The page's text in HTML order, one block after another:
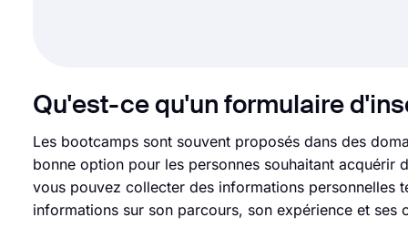
Qu'est-ce qu'un formulaire
Les bootcamps sont souvent proposés dans des
bonne option pour les personnes souhaitant
vous pouvez collecter des informations personnelles
informations sur son parcours, son expérience et